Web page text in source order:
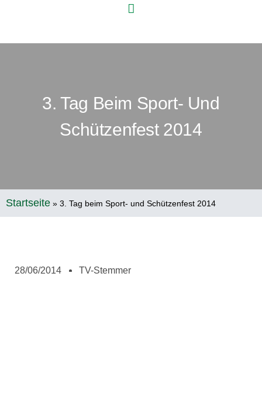
3. Tag Beim Sport- Und
Schützenfest 2014
Startseite » 3. Tag beim Sport- und Schützenfest 2014
28/06/2014 TV-Stemmer